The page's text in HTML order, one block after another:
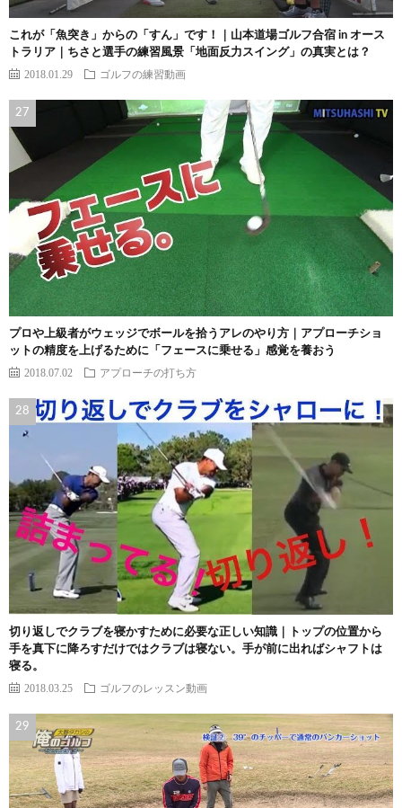
これが「魚突き」からの「すん」です！｜山本道場ゴルフ合宿 in オース
トラリア｜ちさと選手の練習風景「地面反力スイング」の真実とは？
2018.01.29 ゴルフの練習動画
プロや上級者がウェッジでボールを拾うアレのやり方｜アプローチショ
ットの精度を上げるために「フェースに乗せる」感覚を養おう
2018.07.02 アプローチの打ち方
切り返しでクラブを寝かすために必要な正しい知識｜トップの位置から
手を真下に降ろすだけではクラブは寝ない。手が前に出ればシャフトは
寝る。
2018.03.25 ゴルフのレッスン動画